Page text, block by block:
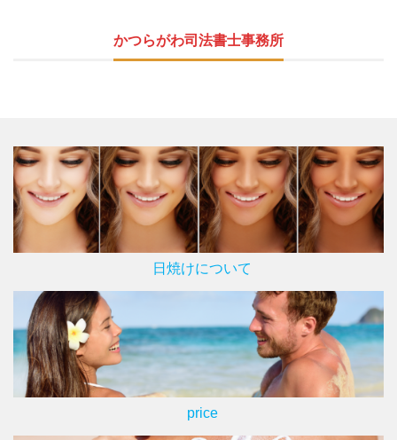
かつらがわ司法書士事務所
日焼けについて
price